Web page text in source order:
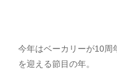
今年はベーカリーが10周
を迎える節目の年。